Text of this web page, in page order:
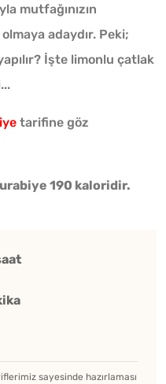
mutfağınızın
adaydır. Peki;
İşte limonlu çatlak
tarifine göz
190 kaloridir.
sayesinde hazırlaması